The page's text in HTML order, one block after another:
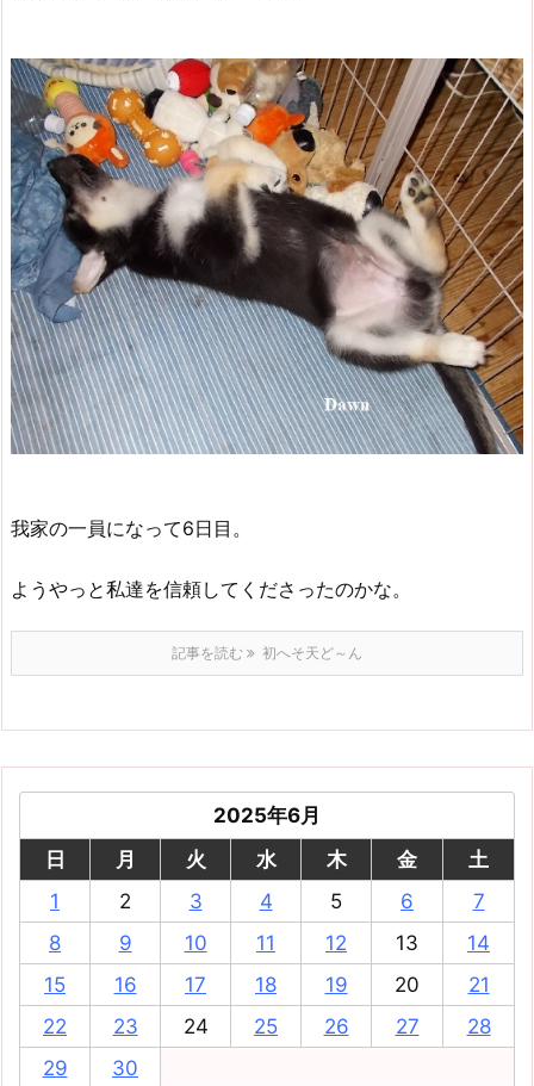
我家の一員になって6日目。
ようやっと私達を信頼してくださったのかな。
記事を読む 初へそ天ど～ん
2025年6月
日
月 火 水 木 金
土
1
2 3 4 5 6
7
8
9 10 11 12 13
14
15
16 17 18 19 20
21
22
23 24 25 26 27
28
29
30